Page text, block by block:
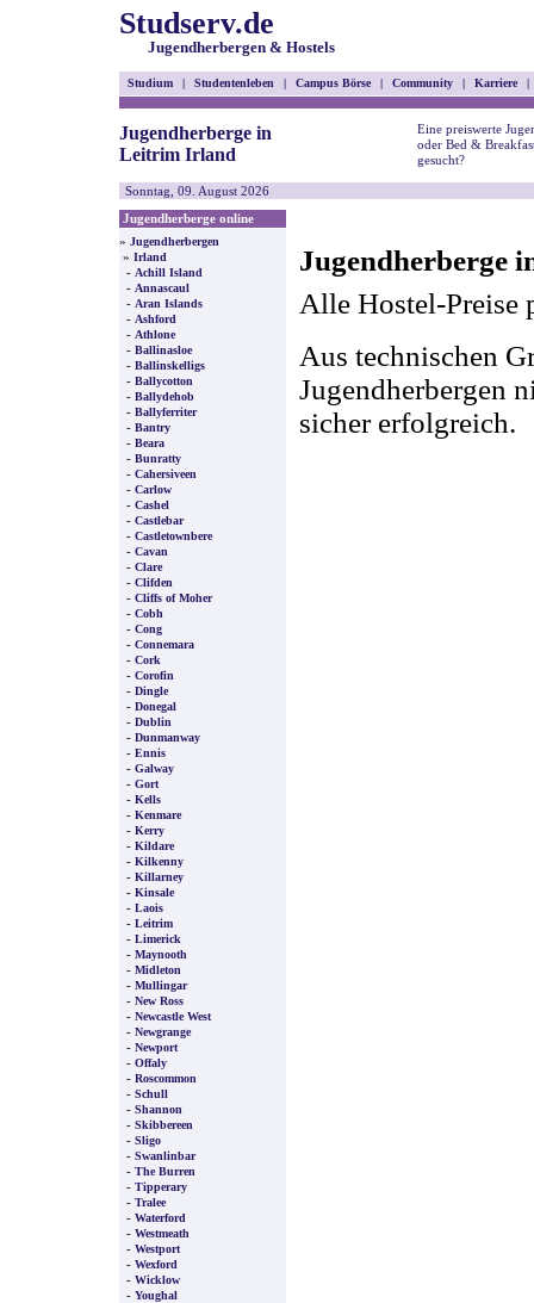
Studserv.de
Jugendherbergen & Hostels
Studium | Studentenleben | Campus Börse | Community | Karriere |
Jugendherberge in
Leitrim Irland
Eine preiswerte
oder Bed &
gesucht?
Sonntag, 09. August 2026
Jugendherberge online
» Jugendherbergen
» Irland
- Achill Island
- Annascaul
- Aran Islands
- Ashford
- Athlone
- Ballinasloe
- Ballinskelligs
- Ballycotton
- Ballydehob
- Ballyferriter
- Bantry
- Beara
- Bunratty
- Cahersiveen
- Carlow
- Cashel
- Castlebar
- Castletownbere
- Cavan
- Clare
- Clifden
- Cliffs of Moher
- Cobh
- Cong
- Connemara
- Cork
- Corofin
- Dingle
- Donegal
- Dublin
- Dunmanway
- Ennis
- Galway
- Gort
- Kells
- Kenmare
- Kerry
- Kildare
- Kilkenny
- Killarney
- Kinsale
- Laois
- Leitrim
- Limerick
- Maynooth
- Midleton
- Mullingar
- New Ross
- Newcastle West
- Newgrange
- Newport
- Offaly
- Roscommon
- Schull
- Shannon
- Skibbereen
- Sligo
- Swanlinbar
- The Burren
- Tipperary
- Tralee
- Waterford
- Westmeath
- Westport
- Wexford
- Wicklow
- Youghal
Jugendherberge
Alle Hostel-Preise
Aus technischen
Jugendherbergen
sicher erfolgreich.